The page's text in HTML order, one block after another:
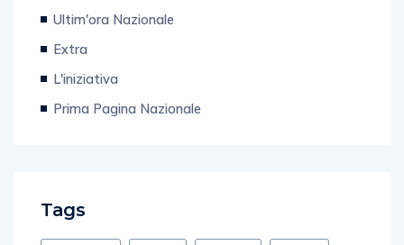
Ultim'ora Nazionale
Extra
L'iniziativa
Prima Pagina Nazionale
Tags